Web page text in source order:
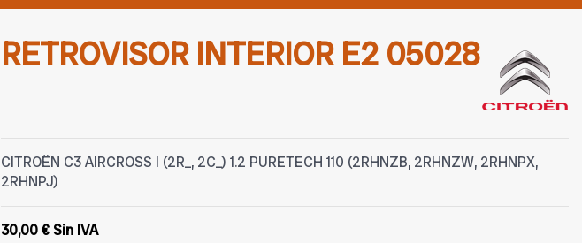
RETROVISOR INTERIOR E2 05028
CITROËN C3 AIRCROSS I (2R_, 2C_) 1.2 PURETECH 110 (2RHNZB, 2RHNZW, 2RHNPX,
2RHNPJ)
30,00 €Sin IVA